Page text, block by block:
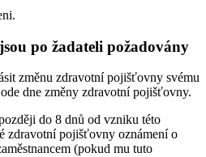
po žadateli požadovány
změnu zdravotní pojišťovny svému
dne změny zdravotní pojišťovny.
do 8 dnů od vzniku této
zdravotní pojišťovny oznámení o
(pokud mu tuto